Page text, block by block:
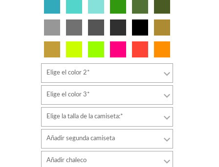
Elige el color 2*
Elige el color 3*
Elige la talla de la camiseta:*
Añadir segunda camiseta
Añadir chaleco